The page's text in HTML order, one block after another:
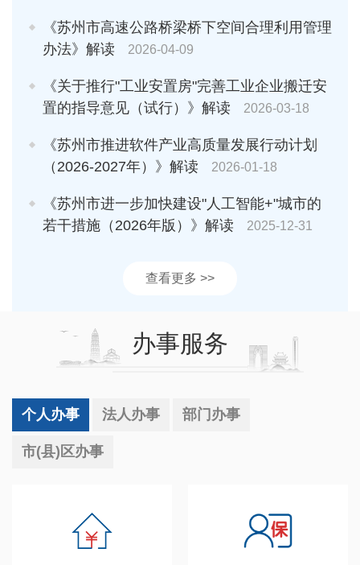
《苏州市高速公路桥梁桥下空间合理利用管理
办法》解读
2026-04-09
《关于推行"工业安置房"完善工业企业搬迁安
置的指导意见（试行）》解读
2026-03-18
《苏州市推进软件产业高质量发展行动计划
（2026-2027年）》解读
2026-01-18
《苏州市进一步加快建设"人工智能+"城市的
若干措施（2026年版）》解读
2025-12-31
查看更多 >>
办事服务
个人办事 法人办事 部门办事
市(县)区办事